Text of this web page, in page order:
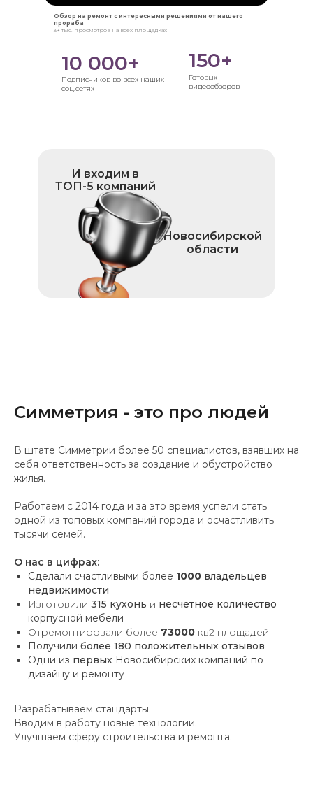
10 000+ 150+
Подписчиков во всех наших
соц.сетях
Обзор на ремонт с интересными решениями от нашего
прораба
3+ тыс. просмотров на всех площадках
Готовых
видеообзоров
И входим в
ТОП-5 компаний
Новосибирской
области
Симметрия - это про людей
В штате Симметрии более 50 специалистов, взявших на
себя ответственность за создание и обустройство
жилья.
Работаем с 2014 года и за это время успели стать
одной из топовых компаний города и осчастливить
тысячи семей.
О нас в цифрах:
Сделали счастливыми более 1000 владельцев
недвижимости
Изготовили 315 кухонь и несчетное количество
корпусной мебели
Отремонтировали более 73000 кв2 площадей
Получили более 180 положительных отзывов
Одни из первых Новосибирских компаний по
дизайну и ремонту
Разрабатываем стандарты.
Вводим в работу новые технологии.
Улучшаем сферу строительства и ремонта.